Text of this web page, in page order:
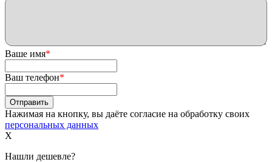
Ваше имя*
Ваш телефон*
Нажимая на кнопку, вы даёте согласие на обработку своих
персональных данных
X
Нашли дешевле?